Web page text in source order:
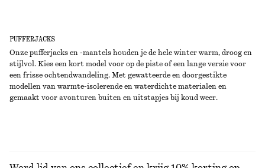
PUFFERJACKS
Onze pufferjacks en -mantels houden je de hele winter warm, droog en
stijlvol. Kies een kort model voor op de piste of een lange versie voor
een frisse ochtendwandeling. Met gewatteerde en doorgestikte
modellen van warmte-isolerende en waterdichte materialen en
gemaakt voor avonturen buiten en uitstapjes bij koud weer.